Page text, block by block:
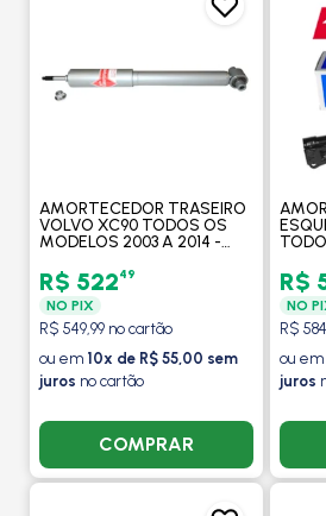
AMORTECEDOR TRASEIRO
VOLVO XC90 TODOS OS
MODELOS 2003 A 2014 -
R$ 52249
NO PIX
R$ 549,99 no cartão
ou em 10x de R$ 55,00 sem
juros no cartão
COMPRAR
R$
NO
R$
ou em
juros